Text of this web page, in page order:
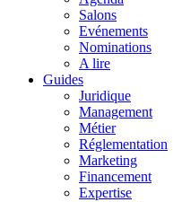
Salons
Evénements
Nominations
A lire
Guides
Juridique
Management
Métier
Réglementation
Marketing
Financement
Expertise